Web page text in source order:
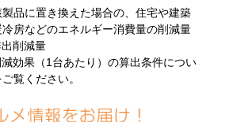
品に置き換えた場合の、住宅や建築
房などのエネルギー消費量の削減量
削減量
効果（1台あたり）の算出条件につい
ご覧ください。